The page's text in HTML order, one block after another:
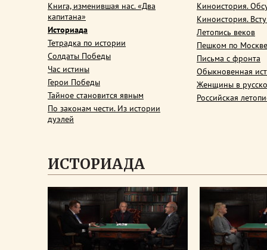
Книга, изменившая нас. «Два
капитана»
Историада
Тетрадка по истории
Солдаты Победы
Час истины
Герои Победы
Тайное становится явным
По законам чести. Из истории
дуэлей
Киноистория.
Киноистория.
Летопись веков
Пешком по Москве
Письма с фронта
Обыкновенная
Женщины в
Российская
ИСТОРИАДА